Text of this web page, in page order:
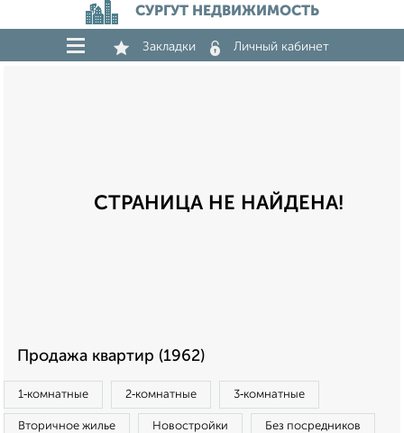
СУРГУТ НЕДВИЖИМОСТЬ
Закладки Личный кабинет
СТРАНИЦА НЕ НАЙДЕНА!
Продажа квартир (1962)
1‑комнатные 2‑комнатные 3‑комнатные
Вторичное жилье Новостройки Без посредников